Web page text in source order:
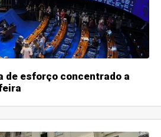
de esforço concentrado a